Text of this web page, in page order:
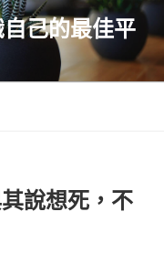
己的最佳平
說想死，不